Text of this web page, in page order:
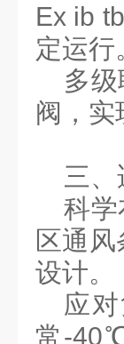
Ex ib
定运行
多级
阀，实
三、
科学
区通
设计。
应
常 -